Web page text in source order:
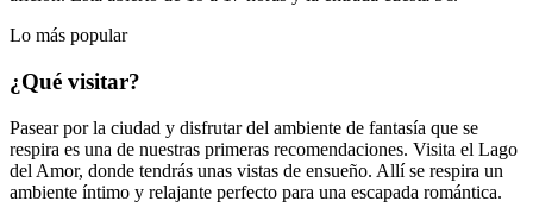
Lo más popular
¿Qué visitar?
Pasear por la ciudad y disfrutar del ambiente de fantasía que se
respira es una de nuestras primeras recomendaciones. Visita el Lago
del Amor, donde tendrás unas vistas de ensueño. Allí se respira un
ambiente íntimo y relajante perfecto para una escapada romántica.